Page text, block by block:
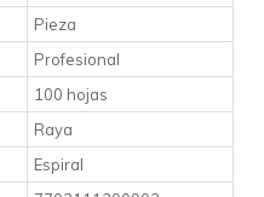
Pieza
Profesional
100 hojas
Raya
Espiral